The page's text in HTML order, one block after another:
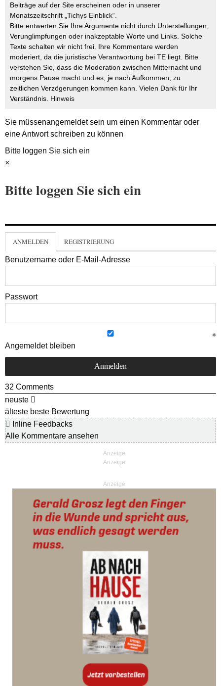
Beiträge auf der Site erscheinen oder in unserer
Monatszeitschrift „Tichys Einblick“.
Bitte entwerten Sie Ihre Argumente nicht durch Unterstellungen,
Verunglimpfungen oder inakzeptable Worte und Links. Solche
Texte schalten wir nicht frei. Ihre Kommentare werden
moderiert, da die juristische Verantwortung bei TE liegt. Bitte
verstehen Sie, dass die Moderation zwischen Mitternacht und
morgens Pause macht und es, je nach Aufkommen, zu
zeitlichen Verzögerungen kommen kann. Vielen Dank für Ihr
Verständnis. Hinweis
Sie müssenangemeldetsein um einen Kommentar oder
eine Antwort schreiben zu können
Bitte loggen Sie sich ein
×
Bitte loggen Sie sich ein
ANMELDEN REGISTRIERUNG
Benutzername oder E-Mail-Adresse
Passwort
Angemeldet bleiben
32 Comments
neuste
älteste beste Bewertung
Inline Feedbacks
Alle Kommentare ansehen
Anzeige